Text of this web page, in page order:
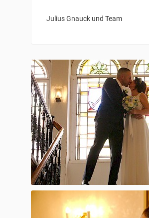
Julius Gnauck und Team